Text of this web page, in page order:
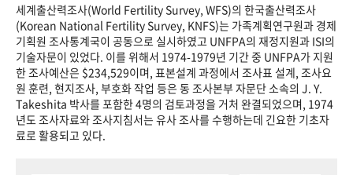
세계출산력조사(World Fertility Survey, WFS)의 한국출산력조사
(Korean National Fertility Survey, KNFS)는 가족계획연구원과 경제
기획원 조사통계국이 공동으로 실시하였고 UNFPA의 재정지원과 ISI의
기술자문이 있었다. 이를 위해서 1974-1979년 기간 중 UNFPA가 지원
한 조사예산은 $234,529이며, 표본설계 과정에서 조사표 설계, 조사요
원 훈련, 현지조사, 부호화 작업 등은 동 조사본부 자문단 소속의 J. Y.
Takeshita 박사를 포함한 4명의 검토과정을 거처 완결되었으며, 1974
년도 조사자료와 조사지침서는 유사 조사를 수행하는데 긴요한 기초자
료로 활용되고 있다.